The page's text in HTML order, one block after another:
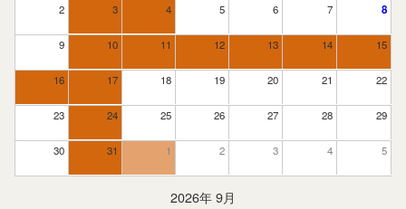
2 3 4 5 6 7 8
9 10 11 12 13 14 15
16 17 18 19 20 21 22
23 24 25 26 27 28 29
30 31 1 2 3 4 5
2026年 9月